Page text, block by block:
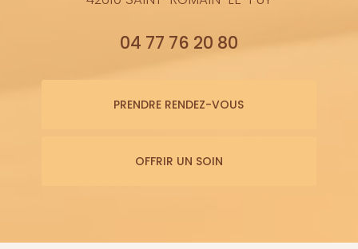
04 77 76 20 80
PRENDRE RENDEZ-VOUS
OFFRIR UN SOIN